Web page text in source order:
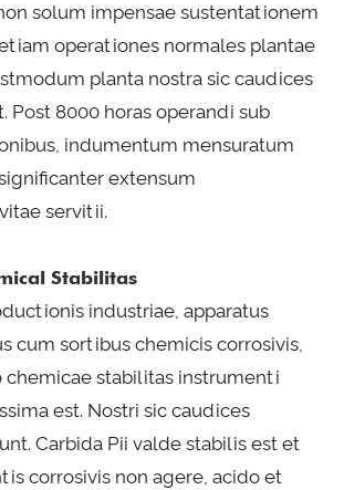
solum impensae sustentationem
operationes normales plantae
planta nostra sic caudices
Post 8000 horas operandi sub
indumentum mensuratum
extensum
servitii.
Stabilitas
industriae, apparatus
cum sortibus chemicis corrosivis,
stabilitas instrumenti
est. Nostri sic caudices
Carbida Pii valde stabilis est et
corrosivis non agere, acido et